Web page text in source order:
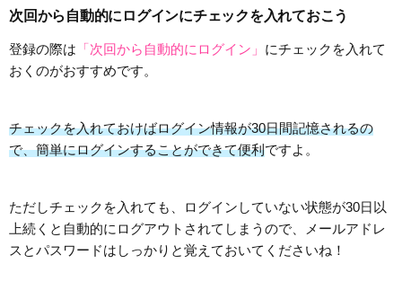
次回から自動的にログインにチェックを入れておこう
登録の際は 「次回から自動的にログイン」 にチェックを入れて
おくのがおすすめです。
チェックを入れておけばログイン情報が30日間記憶されるの
で、簡単にログインすることができて便利ですよ。
ただしチェックを入れても、ログインしていない状態が30日以
上続くと自動的にログアウトされてしまうので、メールアドレ
スとパスワードはしっかりと覚えておいてくださいね！